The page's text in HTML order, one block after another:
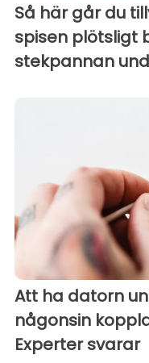
Så här går du
spisen plötsligt
stekpannan
Att ha datorn
någonsin
Experter svarar